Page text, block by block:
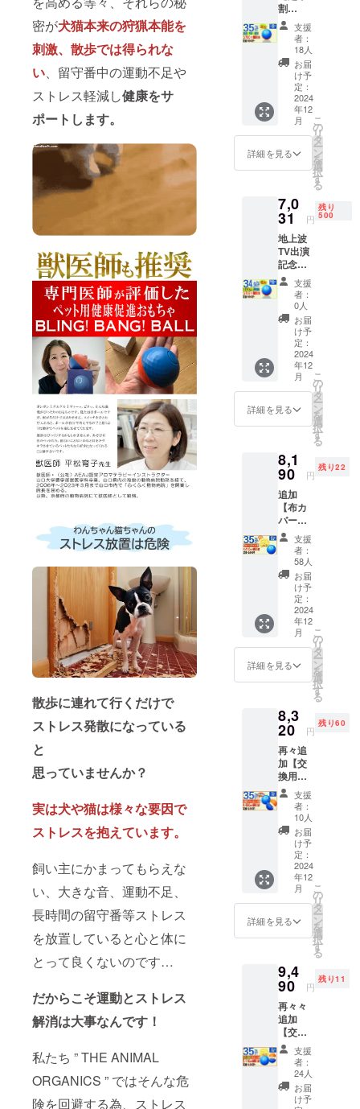
密が犬猫本来の狩猟本能を
刺激、散歩では得られな
い、留守番中の運動不足や
ストレス軽減し健康をサ
ポートします。
散歩に連れて行くだけで
ストレス発散になっている
と
思っていませんか？
実は犬や猫は様々な要因で
ストレスを抱えています。
飼い主にかまってもらえな
い、大きな音、運動不足、
長時間の留守番等ストレス
を放置していると心と体に
とって良くないのです…
だからこそ運動とストレス
解消は大事なんです！
私たち ” THE ANIMAL
ORGANICS ” ではそんな危
険を回避する為、ストレス
単をお
持ちの
方は布
カバー
のみの
ご購入
も可能
です。
【配送
時期】
CAMPF
IREの仕
ますが
支援月
の翌月
には配
送処理
させて
頂きま
す。 犬
猫の気
分転換
用、マ
ンショ
ンでご
近所さ
んへの
になる
方向け
です。
室内で
も公園
でも使
える便
利グッ
ズ AI搭
載ガ
ジェッ
トボー
ルで運
動不足
解消
ポータ
ブル商
機能
ペット
LEDラ
イトと
予測不
能な動
きで犬
猫を刺
激 毒や
害に対
しての
安全基
準を取
得 ギフ
ト（プ
レゼン
ト）と
使えま
す。 ※
況によ
り出荷
時期が
遅れる
場合が
ござい
ます。
※適格請
求書発
行事業
者登録
番号の
BANG
！BALL
交換カ
バー
（定価
2,000
円） × 1
リター
ンはオ
プショ
ンで
入お願
いいた
します
※既に本
単をお
持ちの
方は交
換用カ
バーの
みのご
購入も
可能で
す。 ※
交換カ
バーの
みご購
入のお
リック
ポスト
で郵送
しま
す。 室
内でも
公園で
も使え
る便利
グッズ
AI搭載
ジェッ
トボー
ルで運
解消
ポータ
機能
ペット
用おも
ちゃ
LEDラ
イトと
予測不
能な動
きで犬
猫を刺
激 毒や
害に対
しての
安全基
準を取
ト（プ
レゼン
使えま
す。 ※
製造状
況によ
り出荷
時期が
遅れる
場合が
ござい
ます。
※適格請
割
35％OF
F】100
名限定
BLING
BANG
！BALL
割引
35％Ｏ
ＦＦ
コース
定価
10,800
→7,020
円
（税・
送料
込）
【内
容】
■BLING
BANG
BALL（
定価
10,800
円）× 1
個 └
USB充
ブル × 1
送時
期】
CAMPF
IREの仕
様上12
月とし
ており
ますが
支援月
の翌月
には配
送処理
させて
頂きま
す。 室
内でも
公園で
AI搭載
ガ
トボー
ルで運
動不足
解消
ポータ
ブル商
品で多
機能
ペット
用おも
ちゃ
LEDラ
予測不
能な動
激 毒や
害に対
しての
安全基
準を取
得 ギフ
ト（プ
レゼン
ト）と
しても
使えま
支援
者：
18人
お届
け予
定：
2024
年12
月
詳細を見る
こ
の
リ
タ
ー
ン
を
選
択
す
る
7,0
31 円
残り
500
地上波
TV出演
記念
【まじ
もん！
早割
34.9％O
FF】
500名限
BLING
BANG
！BALL
割引
34.9％
コース
定価
10,800
円
→7,031
円
（税・
送料
込）
【内
容】
■BLING
BANG
BALL（
定価
USB充
電ケー
ブル × 1
個 【配
送時
期】 リ
ターン
にご支
援して
いただ
いた方
の順番
に配送
してま
いりま
す。
CAMPF
IREの仕
ており
ます
ラウド
ファン
ディン
グ終了
後に対
応しま
す。生
産から
支援
者：
0人
お届
け予
定：
2024
年12
月
詳細を見る
こ
の
リ
タ
ー
ン
を
選
択
す
る
8,1
90 円
残り22
追加
【布カ
バー付
きセッ
ト割
35％OF
F】80名
限定 割
引 35％
ＯＦＦ
コース
定価
12,600
円
→8,190
円
送料
込） 人
気の為
に100名
様へは
完売し
ました
ので追
加で支
援募集
せて頂
きま
す。
【内
容】
■BLING
！
定価
10,800
円）× 1
個 └
USB充
電ケー
ブル × 1
■BLING
！
BANG
支援
者：
58人
お届
け予
定：
2024
年12
月
詳細を見る
こ
の
リ
タ
ー
ン
を
選
択
す
る
8,3
20 円
残り60
再々追
加【交
換用カ
バー付
きセッ
ト割
35％OF
F】70名
限定 割
引 35％
ＯＦＦ
コース
定価
12,800
円
→8,320
（税・
送料
込）
【内
容】
■BLING
！
BANG
BALL（
定価
支援
者：
10人
お届
け予
定：
2024
年12
月
詳細を見る
こ
の
リ
タ
ー
ン
を
選
択
す
る
9,4
90 円
残り11
再々々
追加
【交換
用カ
バー＆
布カ
バー付
き３点
支援
者：
24人
お届
け予